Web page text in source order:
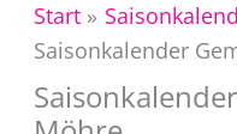
Start
Saisonkalender